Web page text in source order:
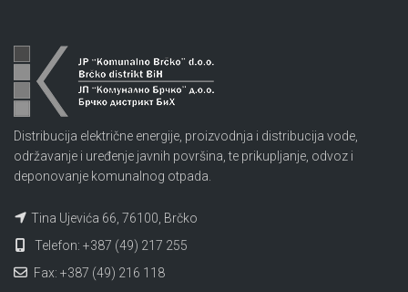
Distribucija električne energije, proizvodnja i distribucija vode,
održavanje i uređenje javnih površina, te prikupljanje, odvoz i
deponovanje komunalnog otpada.
Tina Ujevića 66, 76100, Brčko
Telefon: +387 (49) 217 255
Fax: +387 (49) 216 118